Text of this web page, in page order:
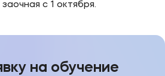
с 1 октября.
на обучение